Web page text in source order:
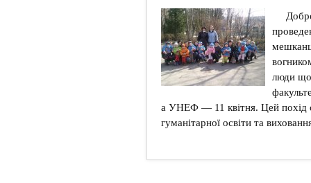
люди
а УНЕФ — 11 квітня. Цей похід
гуманітарної освіти та